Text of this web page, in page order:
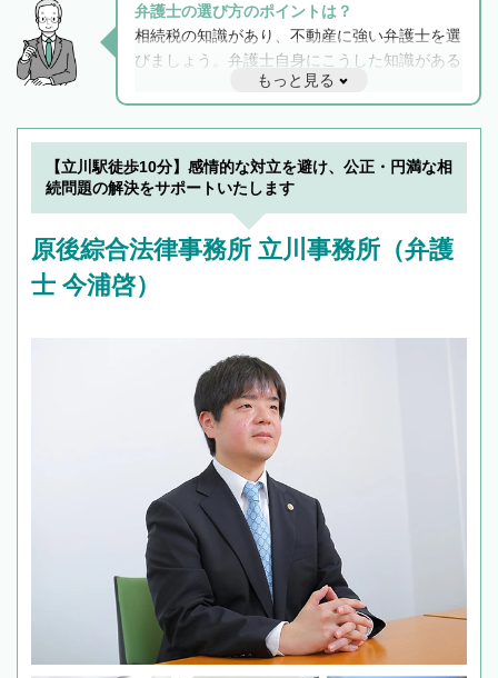
弁護士の選び方のポイントは？
相続税の知識があり、不動産に強い弁護士を選
びましょう。弁護士自身にこうした知識がある
と他士業との連携もスムーズに進み、トラブル
解決のみならず相続をトータルで任せることが
できます。また、相続は感情がからむ分野なの
でフィーリングも重要です。実際に電話や面談
で複数の弁護士と会話をしてウマが合う方に依
もっと見る
【立川駅徒歩10分】感情的な対立を避け、公正・円満な相
続問題の解決をサポートいたします
原後綜合法律事務所 立川事務所（弁護
士 今浦啓）